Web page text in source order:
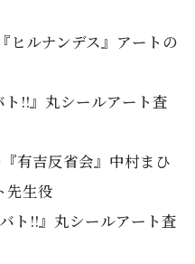
ヒルナンデス』アートの
!!』丸シールアート査
有吉反省会』中村まひ
先生役
ト!!』丸シールアート査